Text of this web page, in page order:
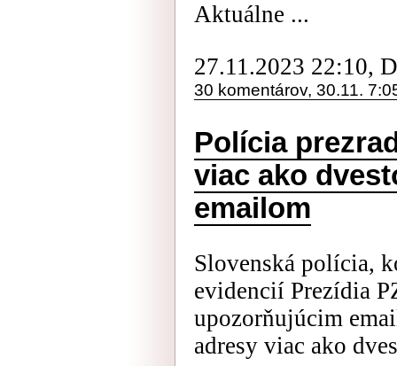
Aktuálne ...
27.11.2023 22:10,
30 komentárov, 30.11.
Polícia
viac ako
emailom
Slovenská polícia,
evidencií Prezídia
upozorňujúcim
adresy viac ako